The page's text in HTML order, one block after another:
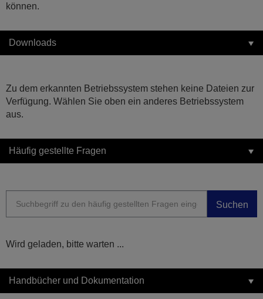
können.
Downloads
Zu dem erkannten Betriebssystem stehen keine Dateien zur
Verfügung. Wählen Sie oben ein anderes Betriebssystem
aus.
Häufig gestellte Fragen
Suchen
Wird geladen, bitte warten ...
Handbücher und Dokumentation